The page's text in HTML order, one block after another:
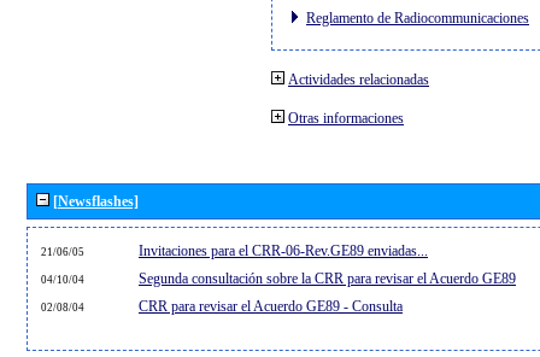
Reglamento de Radiocommunicaciones
Actividades relacionadas
Otras informaciones
[Newsflashes]
21/06/05 Invitaciones para el CRR-06-Rev.GE89 enviadas...
04/10/04 Segunda consultación sobre la CRR para revisar el Acuerdo GE89
02/08/04 CRR para revisar el Acuerdo GE89 - Consulta